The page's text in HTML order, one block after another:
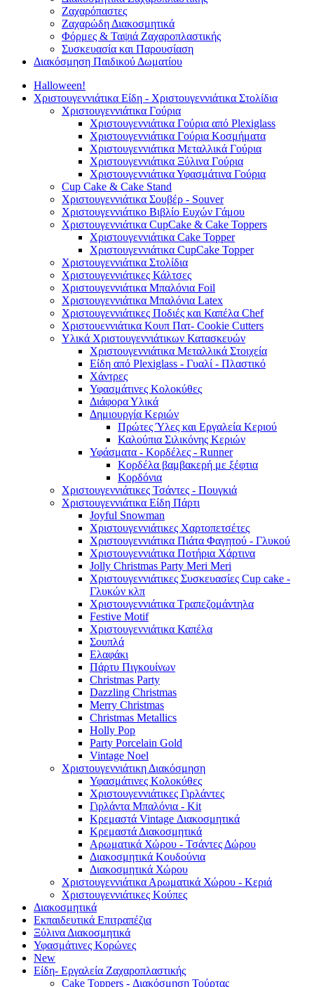
Ζαχαρόπαστες
Ζαχαρώδη Διακοσμητικά
Φόρμες & Ταψιά Ζαχαροπλαστικής
Συσκευασία και Παρουσίαση
Διακόσμηση Παιδικού Δωματίου
Halloween!
Χριστουγεννιάτικα Είδη - Χριστουγεννιάτικα Στολίδια
Χριστουγεννιάτικα Γούρια
Χριστουγεννιάτικα Γούρια από Plexiglass
Χριστουγεννιάτικα Γούρια Κοσμήματα
Χριστουγεννιάτικα Μεταλλικά Γούρια
Χριστουγεννιάτικα Ξύλινα Γούρια
Χριστουγεννιάτικα Υφασμάτινα Γούρια
Cup Cake & Cake Stand
Χριστουγεννιάτικα Σουβέρ - Souver
Χριστουγεννιάτικο Βιβλίο Ευχών Γάμου
Χριστουγεννιάτικα CupCake & Cake Toppers
Χριστουγεννιάτικα Cake Topper
Χριστουγεννιάτικα CupCake Topper
Χριστουγεννιάτικα Στολίδια
Χριστουγεννιάτικες Κάλτσες
Χριστουγεννιάτικα Μπαλόνια Foil
Χριστουγεννιάτικα Μπαλόνια Latex
Χριστουγεννιάτικες Ποδιές και Καπέλα Chef
Χριστουεννιάτικα Κουπ Πατ- Cookie Cutters
Υλικά Χριστουγεννιάτικων Κατασκευών
Χριστουγεννιάτικα Μεταλλικά Στοιχεία
Είδη από Plexiglass - Γυαλί - Πλαστικό
Χάντρες
Υφασμάτινες Κολοκύθες
Διάφορα Υλικά
Δημιουργία Κεριών
Πρώτες Ύλες και Εργαλεία Κεριού
Καλούπια Σιλικόνης Κεριών
Υφάσματα - Κορδέλες - Runner
Κορδέλα βαμβακερή με ξέφτια
Κορδόνια
Χριστουγεννιάτικες Τσάντες - Πουγκιά
Χριστουγεννιάτικα Είδη Πάρτι
Joyful Snowman
Χριστουγεννιάτικες Χαρτοπετσέτες
Χριστουγεννιάτικα Πιάτα Φαγητού - Γλυκού
Χριστουγεννιάτικα Ποτήρια Χάρτινα
Jolly Christmas Party Meri Meri
Χριστουγεννιάτικες Συσκευασίες Cup cake -
Γλυκών κλπ
Χριστουγεννιάτικα Τραπεζομάντηλα
Festive Motif
Χριστουγεννιάτικα Καπέλα
Σουπλά
Ελαφάκι
Πάρτυ Πιγκουίνων
Christmas Party
Dazzling Christmas
Merry Christmas
Christmas Metallics
Holly Pop
Party Porcelain Gold
Vintage Noel
Χριστουγεννιάτικη Διακόσμηση
Υφασμάτινες Κολοκύθες
Χριστουγεννιάτικες Γιρλάντες
Γιρλάντα Μπαλόνια - Kit
Κρεμαστά Vintage Διακοσμητικά
Κρεμαστά Διακοσμητικά
Αρωματικά Χώρου - Τσάντες Δώρου
Διακοσμητικά Κουδούνια
Διακοσμητικά Χώρου
Χριστουγεννιάτικα Αρωματικά Χώρου - Κεριά
Χριστουγεννιάτικες Κούπες
Διακοσμητικά
Εκπαιδευτικά Επιτραπέζια
Ξύλινα Διακοσμητικά
Υφασμάτινες Κορώνες
New
Είδη- Εργαλεία Ζαχαροπλαστικής
Cake Toppers - Διακόσμηση Τούρτας